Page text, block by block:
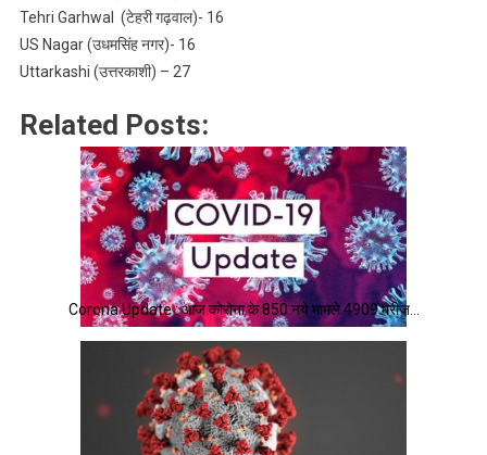
Tehri Garhwal (टेहरी गढ़वाल)- 16
US Nagar (उधमसिंह नगर)- 16
Uttarkashi (उत्तरकाशी) – 27
Related Posts:
Corona Update : आज कोरोना के 850 नये मामले 4909 मरीज…